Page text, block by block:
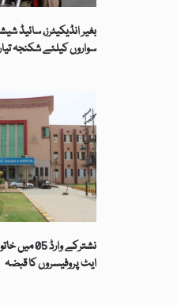
بغیر انڈیکیٹرز، سائیڈ
سواروں کیلئے شکنجہ
نشترکے
ایٹ پروفیسروں کا قبضہ